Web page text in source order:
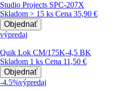
Studio Projects SPC-207X
Skladom > 15 ks Cena 35,90 €
Objednať
výpredaj
Quik Lok CM/175K-4,5 BK
Skladom 1 ks Cena 11,50 €
Objednať
-4.5%výpredaj